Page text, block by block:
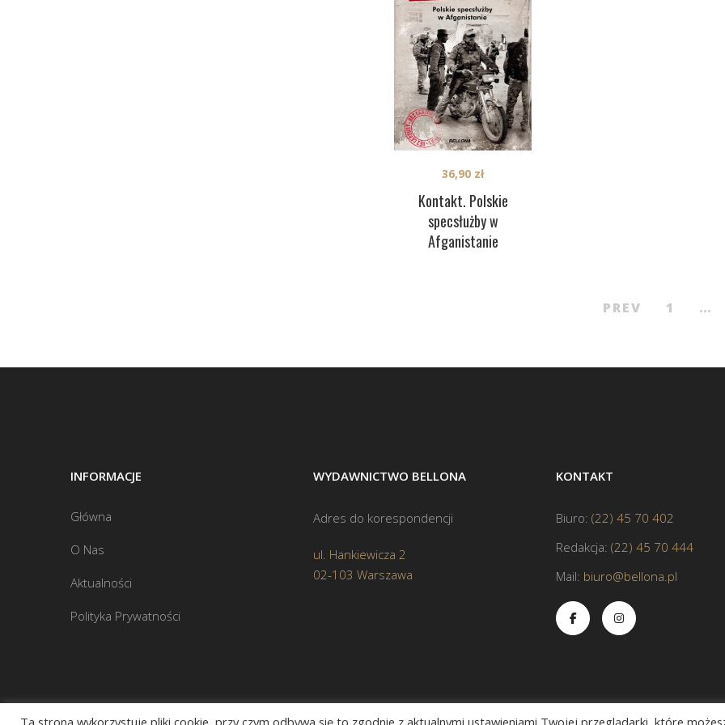
Kontakt. Polskie
specsłużby w
Afganistanie
36,90 zł
PREV 1 …
INFORMACJE
Główna
O Nas
Aktualności
Polityka Prywatności
WYDAWNICTWO BELLONA
Adres do korespondencji
ul. Hankiewicza 2
02-103 Warszawa
KONTAKT
Biuro: (22) 45 70 402
Redakcja: (22) 45 70 444
Mail: biuro@bellona.pl
Ta strona wykorzystuje pliki cookie, przy czym odbywa się to zgodnie z aktualnymi ustawieniami Twojej przeglądarki, które